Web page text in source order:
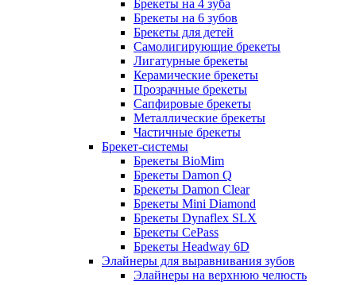
Брекеты на 4 зуба
Брекеты на 6 зубов
Брекеты для детей
Самолигирующие брекеты
Лигатурные брекеты
Керамические брекеты
Прозрачные брекеты
Сапфировые брекеты
Металлические брекеты
Частичные брекеты
Брекет-системы
Брекеты BioMim
Брекеты Damon Q
Брекеты Damon Clear
Брекеты Mini Diamond
Брекеты Dynaflex SLX
Брекеты CePass
Брекеты Headway 6D
Элайнеры для выравнивания зубов
Элайнеры на верхнюю челюсть